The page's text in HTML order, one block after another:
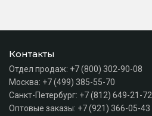
Контакты
Отдел продаж: +7 (800) 302-90-08
Москва: +7 (499) 385-55-70
Санкт-Петербург: +7 (812) 649-21-72
Оптовые заказы: +7 (921) 366-05-43